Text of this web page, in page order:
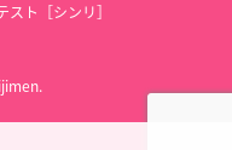
スト［シンリ］